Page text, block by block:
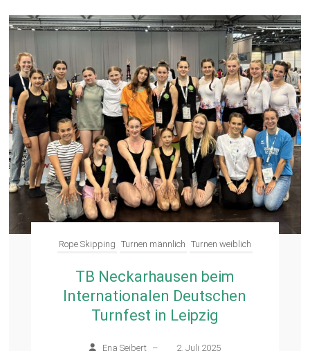
Rope Skipping Turnen männlich Turnen weiblich
TB Neckarhausen beim
Internationalen Deutschen
Turnfest in Leipzig
Ena Seibert – 2. Juli 2025